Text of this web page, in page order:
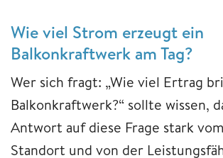
Wie viel Strom erzeugt ein
Balkonkraftwerk am Tag?
Wer sich fragt: „Wie viel Ertrag
Balkonkraftwerk?“ sollte wissen,
Antwort auf diese Frage stark vom
Standort und von der